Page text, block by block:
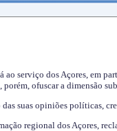
serviço dos Açores, em
ofuscar a dimensão
suas opiniões políticas,
regional dos Açores,